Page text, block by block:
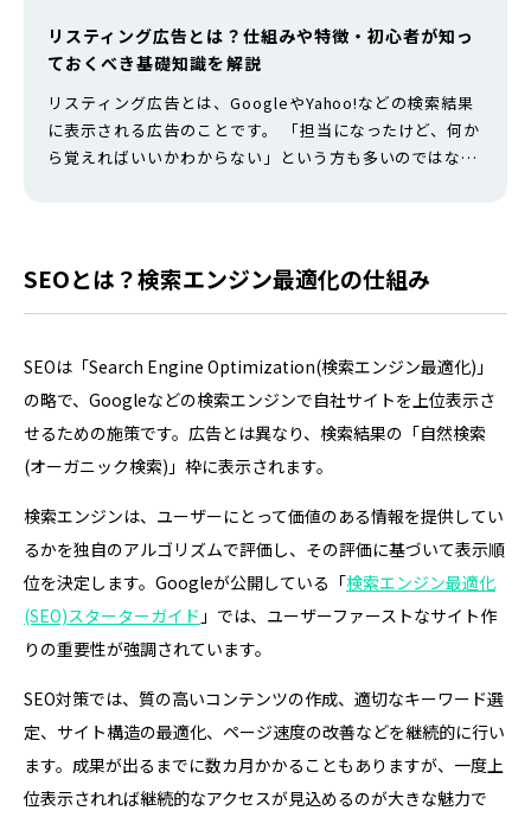
リスティング広告とは？仕組みや特徴・初心者が知っ
ておくべき基礎知識を解説
リスティング広告とは、GoogleやYahoo!などの検索結果
に表示される広告のことです。 「担当になったけど、何か
ら覚えればいいかわからない」という方も多いのではない
や特徴・メリット・デメリット・費用の考え方から、初心
者が陥りやすい注意点ま…
SEOとは？検索エンジン最適化の仕組み
SEOは「Search Engine Optimization(検索エンジン最適化)」
の略で、Googleなどの検索エンジンで自社サイトを上位表示さ
せるための施策です。広告とは異なり、検索結果の「自然検索
(オーガニック検索)」枠に表示されます。
検索エンジンは、ユーザーにとって価値のある情報を提供してい
るかを独自のアルゴリズムで評価し、その評価に基づいて表示順
位を決定します。Googleが公開している「検索エンジン最適化
(SEO)スターターガイド 」では、ユーザーファーストなサイト作
りの重要性が強調されています。
SEO対策では、質の高いコンテンツの作成、適切なキーワード選
定、サイト構造の最適化、ページ速度の改善などを継続的に行い
ます。成果が出るまでに数カ月かかることもありますが、一度上
位表示されれば継続的なアクセスが見込めるのが大きな魅力で